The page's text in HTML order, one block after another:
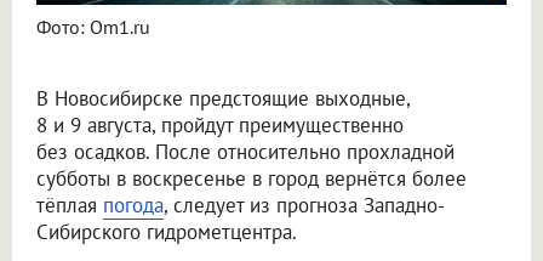
Фото: Om1.ru
В Новосибирске предстоящие выходные,
8 и 9 августа, пройдут преимущественно
без осадков. После относительно прохладной
субботы в воскресенье в город вернётся более
тёплая погода, следует из прогноза Западно-
Сибирского гидрометцентра.